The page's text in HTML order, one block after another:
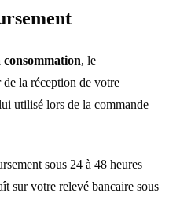
, le
de la réception de votre
utilisé lors de la commande
sous 24 à 48 heures
sur votre relevé bancaire sous